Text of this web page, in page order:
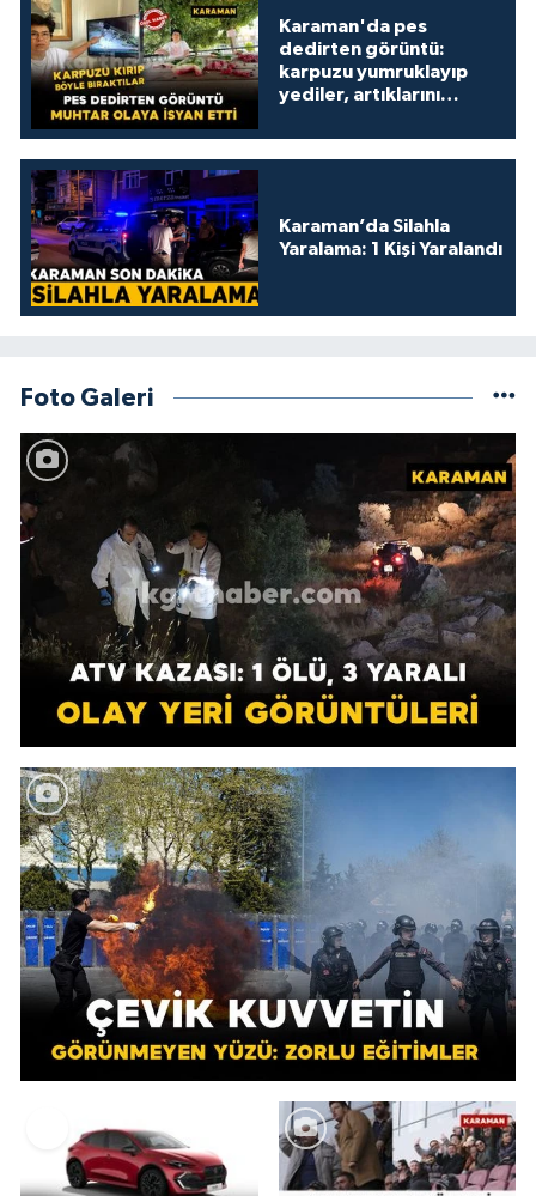
Karaman'da pes
dedirten görüntü:
karpuzu yumruklayıp
yediler, artıklarını
Karaman’da Silahla
Yaralama: 1 Kişi Yaralandı
Foto Galeri